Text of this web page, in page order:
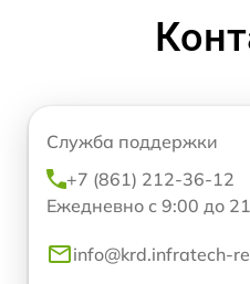
Служба поддержки
+7 (861) 212-36-12
Ежедневно с 9:00 до
info@krd.infratech-